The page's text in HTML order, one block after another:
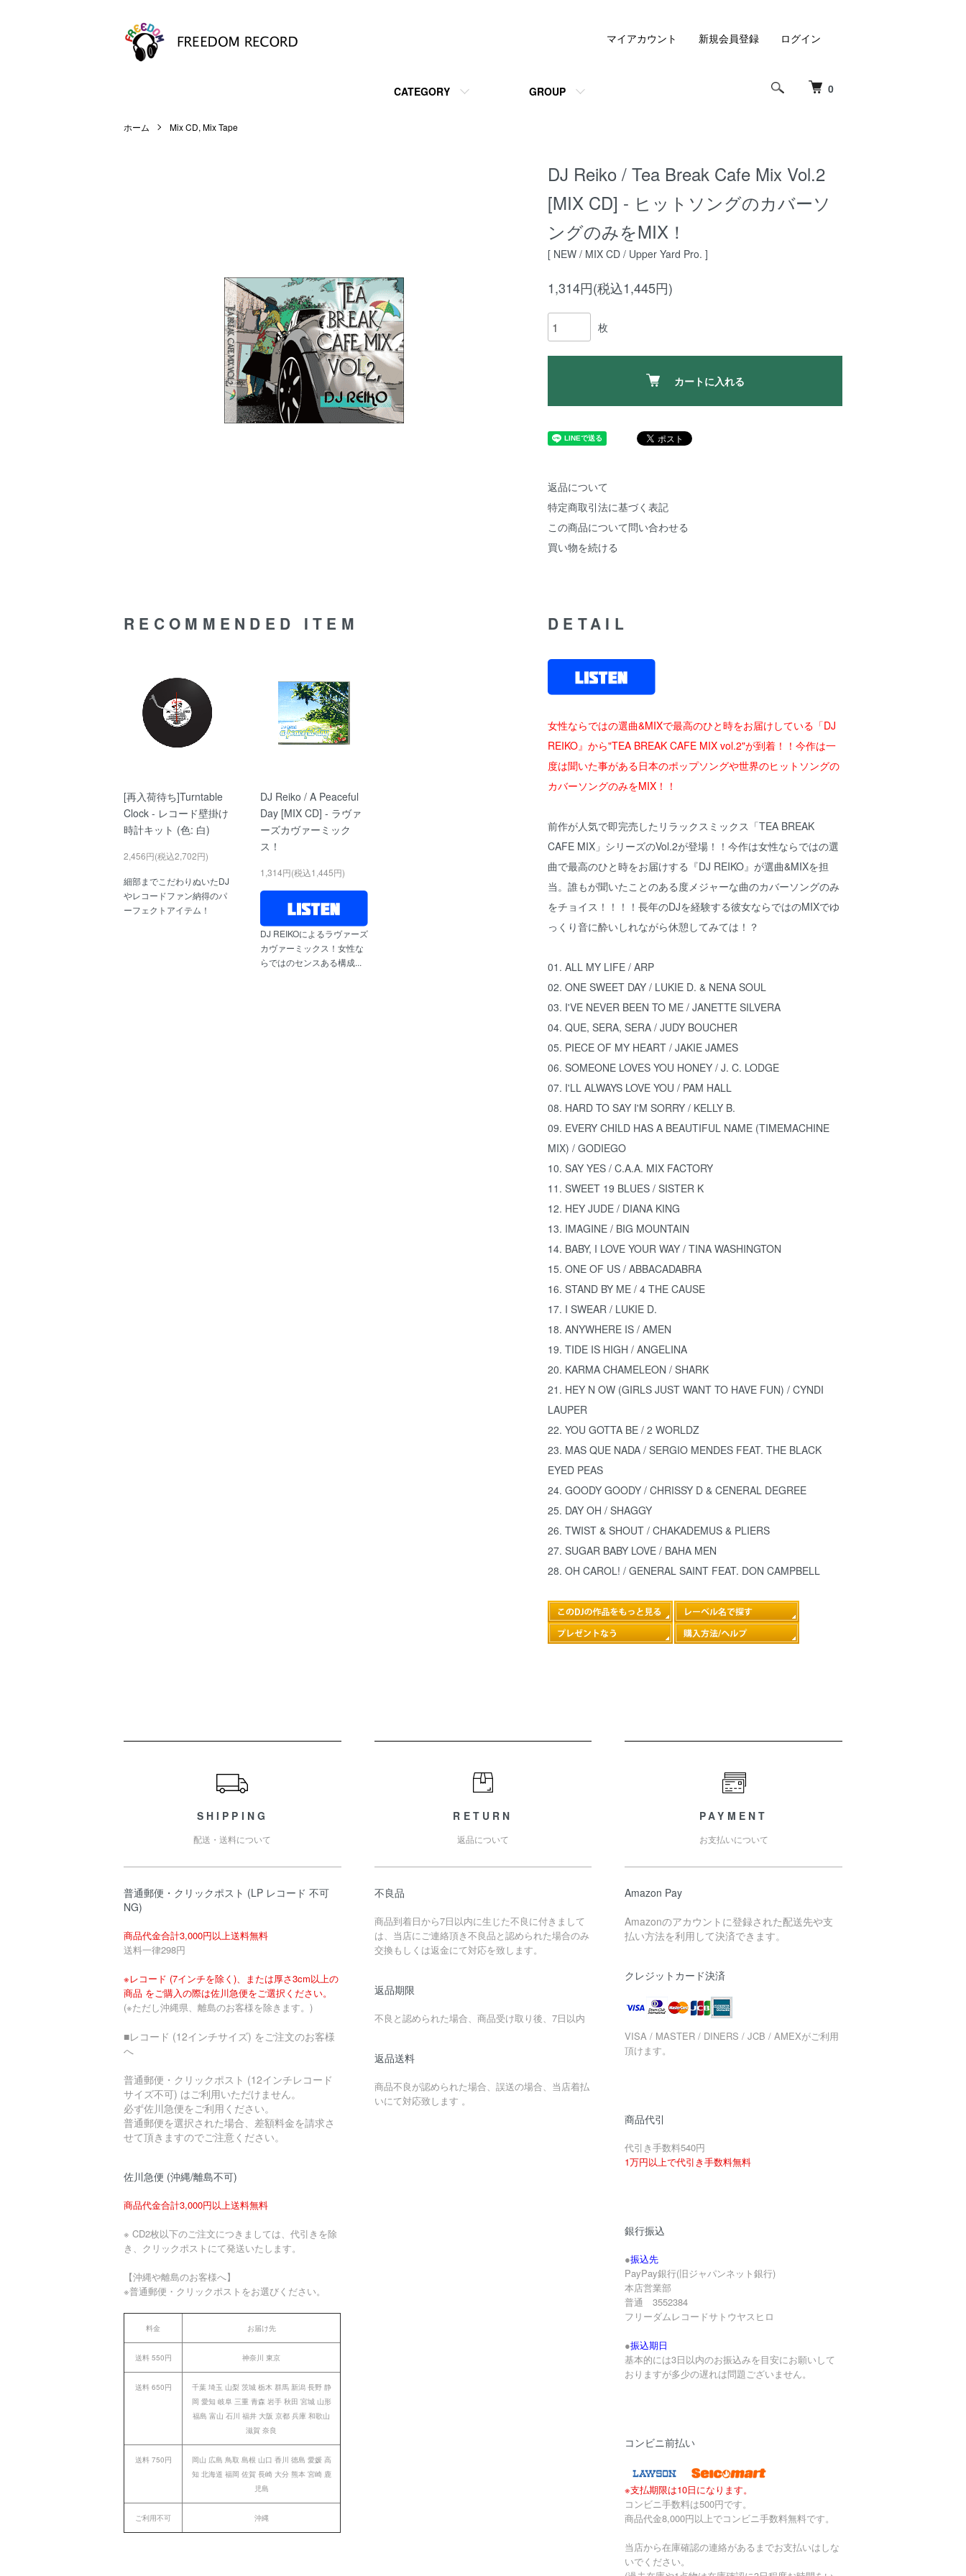
0
CATEGORY GROUP
マイアカウント 新規会員登録 ログイン
ホーム Mix CD, Mix Tape
DJ Reiko / Tea Break Cafe Mix Vol.2
[MIX CD] - ヒットソングのカバーソ
ングのみをMIX！
[ NEW / MIX CD / Upper Yard Pro. ]
1,314円(税込1,445円)
枚
カートに入れる
返品について
特定商取引法に基づく表記
この商品について問い合わせる
買い物を続ける
DETAIL
女性ならではの選曲&MIXで最高のひと時をお届けしている「DJ
REIKO』から"TEA BREAK CAFE MIX vol.2"が到着！！今作は一
度は聞いた事がある日本のポップソングや世界のヒットソングの
カバーソングのみをMIX！！
前作が人気で即完売したリラックスミックス「TEA BREAK
CAFE MIX」シリーズのVol.2が登場！！今作は女性ならではの選
曲で最高のひと時をお届けする『DJ REIKO』が選曲&MIXを担
当。誰もが聞いたことのある度メジャーな曲のカバーソングのみ
をチョイス！！！！長年のDJを経験する彼女ならではのMIXでゆ
っくり音に酔いしれながら休憩してみては！？
01. ALL MY LIFE / ARP
02. ONE SWEET DAY / LUKIE D. & NENA SOUL
03. I'VE NEVER BEEN TO ME / JANETTE SILVERA
04. QUE, SERA, SERA / JUDY BOUCHER
05. PIECE OF MY HEART / JAKIE JAMES
06. SOMEONE LOVES YOU HONEY / J. C. LODGE
07. I'LL ALWAYS LOVE YOU / PAM HALL
08. HARD TO SAY I'M SORRY / KELLY B.
09. EVERY CHILD HAS A BEAUTIFUL NAME (TIMEMACHINE
MIX) / GODIEGO
10. SAY YES / C.A.A. MIX FACTORY
11. SWEET 19 BLUES / SISTER K
12. HEY JUDE / DIANA KING
13. IMAGINE / BIG MOUNTAIN
14. BABY, I LOVE YOUR WAY / TINA WASHINGTON
15. ONE OF US / ABBACADABRA
16. STAND BY ME / 4 THE CAUSE
17. I SWEAR / LUKIE D.
18. ANYWHERE IS / AMEN
19. TIDE IS HIGH / ANGELINA
20. KARMA CHAMELEON / SHARK
21. HEY N OW (GIRLS JUST WANT TO HAVE FUN) / CYNDI
LAUPER
22. YOU GOTTA BE / 2 WORLDZ
23. MAS QUE NADA / SERGIO MENDES FEAT. THE BLACK
EYED PEAS
24. GOODY GOODY / CHRISSY D & CENERAL DEGREE
25. DAY OH / SHAGGY
26. TWIST & SHOUT / CHAKADEMUS & PLIERS
27. SUGAR BABY LOVE / BAHA MEN
28. OH CAROL! / GENERAL SAINT FEAT. DON CAMPBELL
RECOMMENDED ITEM
[再入荷待ち]Turntable
Clock - レコード壁掛け
時計キット (色: 白)
2,456円(税込2,702円)
細部までこだわりぬいたDJ
やレコードファン納得のパ
ーフェクトアイテム！
DJ Reiko / A Peaceful
Day [MIX CD] - ラヴァ
ーズカヴァーミック
ス！
1,314円(税込1,445円)
DJ REIKOによるラヴァーズ
カヴァーミックス！女性な
らではのセンスある構成...
SHIPPING
配送・送料について
普通郵便・クリックポスト (LP レコード 不可
NG)
商品代金合計3,000円以上送料無料
送料一律298円
※レコード (7インチを除く)、または厚さ3cm以上の
商品 をご購入の際は佐川急便をご選択ください。
(※ただし沖縄県、離島のお客様を除きます。)
■レコード (12インチサイズ) をご注文のお客様
へ
普通郵便・クリックポスト (12インチレコード
サイズ不可) はご利用いただけません。
必ず佐川急便をご利用ください。
普通郵便を選択された場合、差額料金を請求さ
せて頂きますのでご注意ください。
佐川急便 (沖縄/離島不可)
商品代金合計3,000円以上送料無料
※ CD2枚以下のご注文につきましては、代引きを除
き、クリックポストにて発送いたします。
【沖縄や離島のお客様へ】
※普通郵便・クリックポストをお選びください。
料金 お届け先
送料 550円 神奈川 東京
送料 650円
千葉 埼玉 山梨 茨城 栃木 群馬 新潟 長野 静
岡 愛知 岐阜 三重 青森 岩手 秋田 宮城 山形
福島 富山 石川 福井 大阪 京都 兵庫 和歌山
滋賀 奈良
送料 750円
岡山 広島 鳥取 島根 山口 香川 徳島 愛媛 高
知 北海道 福岡 佐賀 長崎 大分 熊本 宮崎 鹿
児島
ご利用不可 沖縄
RETURN
返品について
不良品
商品到着日から7日以内に生じた不良に付きまして
は、当店にご連絡頂き不良品と認められた場合のみ
交換もしくは返金にて対応を致します。
返品期限
不良と認められた場合、商品受け取り後、7日以内
返品送料
商品不良が認められた場合、誤送の場合、当店着払
いにて対応致します 。
PAYMENT
お支払いについて
Amazon Pay
Amazonのアカウントに登録された配送先や支
払い方法を利用して決済できます。
クレジットカード決済
VISA / MASTER / DINERS / JCB / AMEXがご利用
頂けます。
商品代引
代引き手数料540円
1万円以上で代引き手数料無料
銀行振込
●振込先
PayPay銀行(旧ジャパンネット銀行)
本店営業部
普通 3552384
フリーダムレコードサトウヤスヒロ
●振込期日
基本的には3日以内のお振込みを目安にお願いして
おりますが多少の遅れは問題ございません。
コンビニ前払い
※支払期限は10日になります。
コンビニ手数料は500円です。
商品代金8,000円以上でコンビニ手数料無料です。
当店から在庫確認の連絡があるまでお支払いはしな
いでください。